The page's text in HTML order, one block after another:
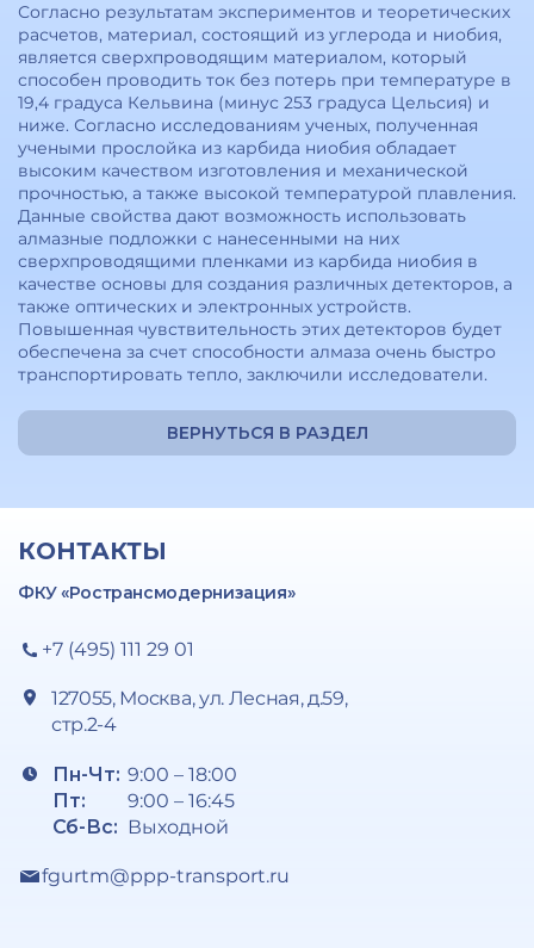
Согласно результатам экспериментов и теоретических
расчетов, материал, состоящий из углерода и ниобия,
является сверхпроводящим материалом, который
способен проводить ток без потерь при температуре в
19,4 градуса Кельвина (минус 253 градуса Цельсия) и
ниже. Согласно исследованиям ученых, полученная
учеными прослойка из карбида ниобия обладает
высоким качеством изготовления и механической
прочностью, а также высокой температурой плавления.
Данные свойства дают возможность использовать
алмазные подложки с нанесенными на них
сверхпроводящими пленками из карбида ниобия в
качестве основы для создания различных детекторов, а
также оптических и электронных устройств.
Повышенная чувствительность этих детекторов будет
обеспечена за счет способности алмаза очень быстро
транспортировать тепло, заключили исследователи.
ВЕРНУТЬСЯ В РАЗДЕЛ
КОНТАКТЫ
ФКУ «Ространсмодернизация»
+7 (495) 111 29 01
127055, Москва, ул. Лесная, д.59,
стр.2-4
Пн-Чт:
Пт:
Сб-Вс:
9:00 – 18:00
9:00 – 16:45
Выходной
fgurtm@ppp-transport.ru